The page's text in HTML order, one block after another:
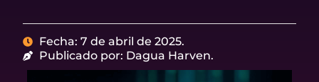
Fecha: 7 de abril de 2025.
Publicado por: Dagua Harven.